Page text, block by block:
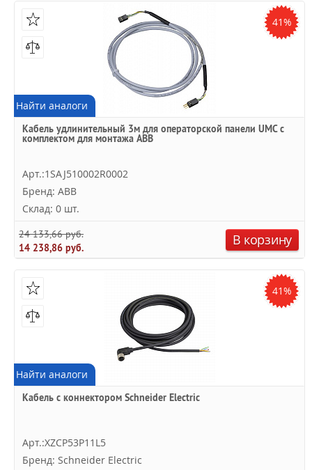
41%
Найти аналоги
Кабель удлинительный 3м для операторской панели UMC с
комплектом для монтажа ABB
Арт.:1SAJ510002R0002
Бренд: ABB
Склад: 0 шт.
24 133,66 руб.
14 238,86 руб.
В корзину
41%
Найти аналоги
Кабель с коннектором Schneider Electric
Арт.:XZCP53P11L5
Бренд: Schneider Electric